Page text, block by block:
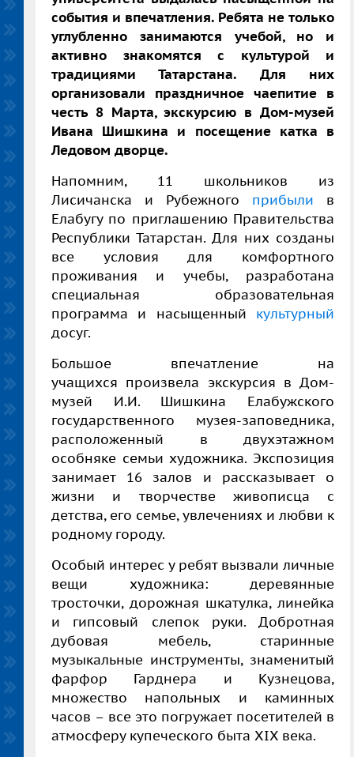
события и впечатления. Ребята не только
углубленно занимаются учебой, но и
активно знакомятся с культурой и
традициями Татарстана. Для них
организовали праздничное чаепитие в
честь 8 Марта, экскурсию в Дом-музей
Ивана Шишкина и посещение катка в
Ледовом дворце.
Напомним, 11 школьников из
Лисичанска и Рубежного прибыли в
Елабугу по приглашению Правительства
Республики Татарстан. Для них созданы
все условия для комфортного
проживания и учебы, разработана
специальная образовательная
программа и насыщенный культурный
досуг.
Большое впечатление на
учащихся произвела экскурсия в Дом-
музей И.И. Шишкина Елабужского
государственного музея-заповедника,
расположенный в двухэтажном
особняке семьи художника. Экспозиция
занимает 16 залов и рассказывает о
жизни и творчестве живописца с
детства, его семье, увлечениях и любви к
родному городу.
Особый интерес у ребят вызвали личные
вещи художника: деревянные
тросточки, дорожная шкатулка, линейка
и гипсовый слепок руки. Добротная
дубовая мебель, старинные
музыкальные инструменты, знаменитый
фарфор Гарднера и Кузнецова,
множество напольных и каминных
часов – все это погружает посетителей в
атмосферу купеческого быта XIX века.